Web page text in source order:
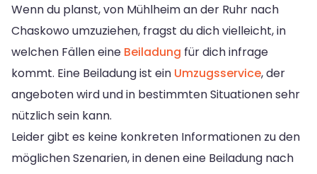
Wenn du planst, von Mühlheim an der Ruhr nach
Chaskowo umzuziehen, fragst du dich vielleicht, in
welchen Fällen eine Beiladung für dich infrage
kommt. Eine Beiladung ist ein Umzugsservice, der
angeboten wird und in bestimmten Situationen sehr
nützlich sein kann.
Leider gibt es keine konkreten Informationen zu den
möglichen Szenarien, in denen eine Beiladung nach